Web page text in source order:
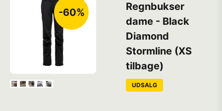
-60%
Regnbukser
dame - Black
Diamond
Stormline (XS
tilbage)
UDSALG